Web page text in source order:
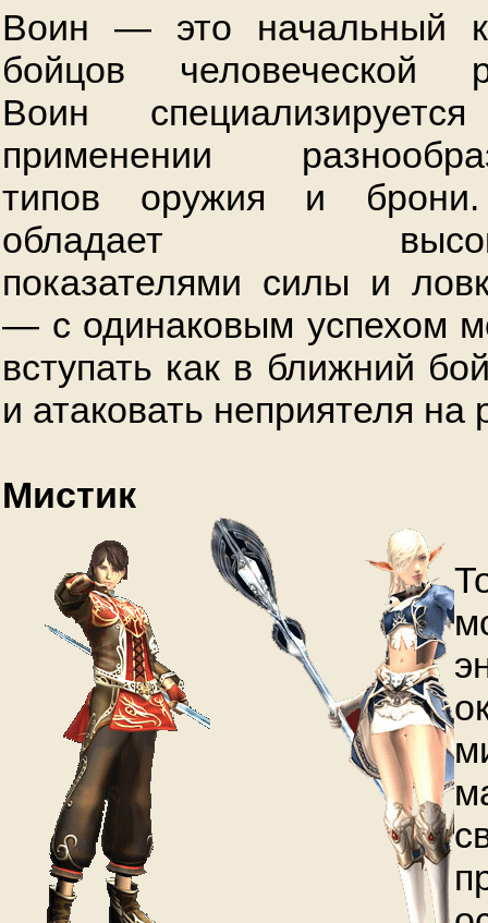
Воин — это начальный
бойцов человеческой
Воин
применении
типов оружия и
обладает
показателями силы и
— с одинаковым успехом
вступать как в ближний
и атаковать неприятеля на
Мистик